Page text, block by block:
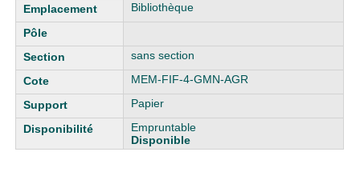
Bibliothèque
sans section
MEM-FIF-4-GMN-AGR
Papier
Empruntable
Disponible